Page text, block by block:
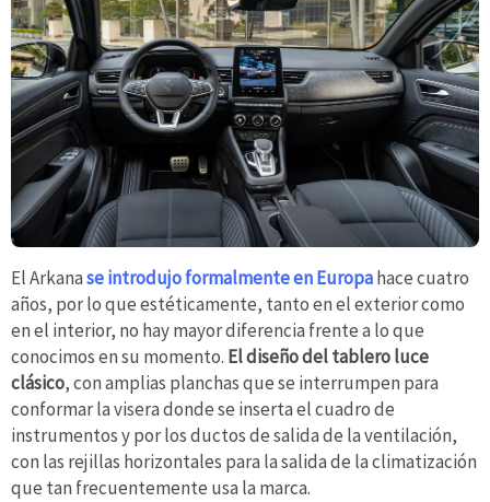
El Arkanase introdujo formalmente en Europahace cuatro
años, por lo que estéticamente, tanto en el exterior como
en el interior, no hay mayor diferencia frente a lo que
conocimos en su momento. El diseño del tablero luce
clásico, con amplias planchas que se interrumpen para
conformar la visera donde se inserta el cuadro de
instrumentos y por los ductos de salida de la ventilación,
con las rejillas horizontales para la salida de la climatización
que tan frecuentemente usa la marca.